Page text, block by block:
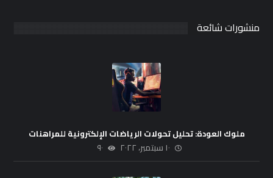
منشورات شائعة
ملوك العودة: تحليل تحولات الرياضات الإلكترونية للمراهنات
١٠ سبتمبر، ٢٠٢٢ ٩٠